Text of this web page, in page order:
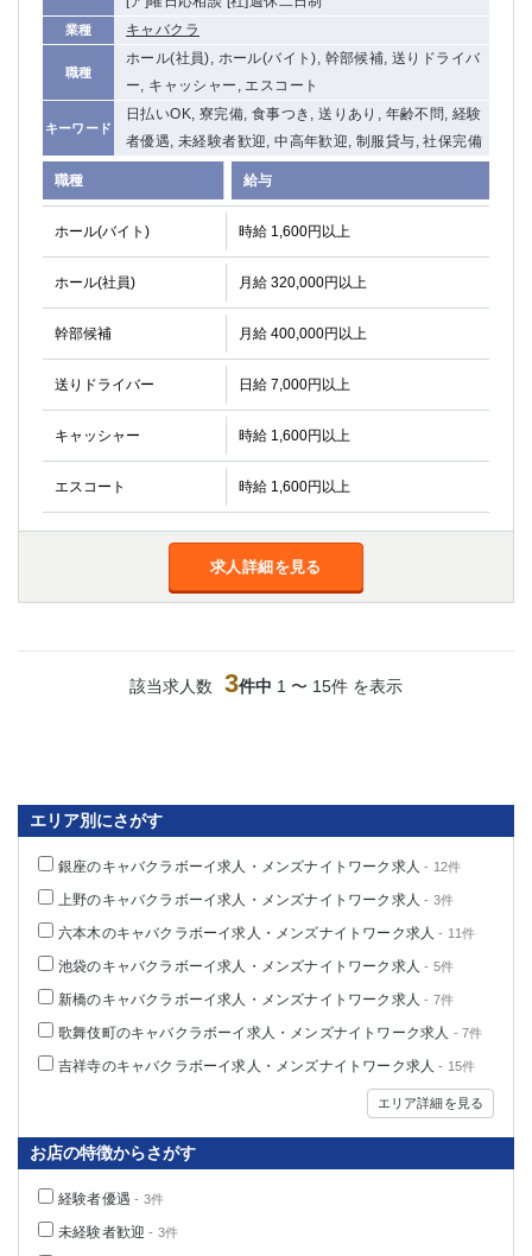
業種 キャバクラ
職種
ホール(社員), ホール(バイト), 幹部候補, 送りドライバ
ー, キャッシャー, エスコート
キーワード
日払いOK, 寮完備, 食事つき, 送りあり, 年齢不問, 経験
者優遇, 未経験者歓迎, 中高年歓迎, 制服貸与, 社保完備
職種 給与
ホール(バイト) 時給 1,600円以上
ホール(社員) 月給 320,000円以上
幹部候補 月給 400,000円以上
送りドライバー 日給 7,000円以上
キャッシャー 時給 1,600円以上
エスコート 時給 1,600円以上
求人詳細を見る
該当求人数 3件中 1 〜 15件 を表示
エリア別にさがす
銀座のキャバクラボーイ求人・メンズナイトワーク求人 - 12件
上野のキャバクラボーイ求人・メンズナイトワーク求人 - 3件
六本木のキャバクラボーイ求人・メンズナイトワーク求人 - 11件
池袋のキャバクラボーイ求人・メンズナイトワーク求人 - 5件
新橋のキャバクラボーイ求人・メンズナイトワーク求人 - 7件
歌舞伎町のキャバクラボーイ求人・メンズナイトワーク求人 - 7件
吉祥寺のキャバクラボーイ求人・メンズナイトワーク求人 - 15件
エリア詳細を見る
お店の特徴からさがす
経験者優遇 - 3件
未経験者歓迎 - 3件
高崎
0件 選択した内容で設定